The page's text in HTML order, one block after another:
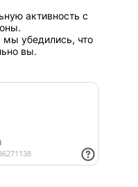
активность с
мы убедились, что
вы.